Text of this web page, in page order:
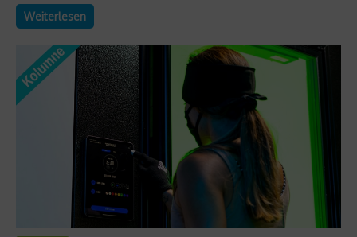
Weiterlesen